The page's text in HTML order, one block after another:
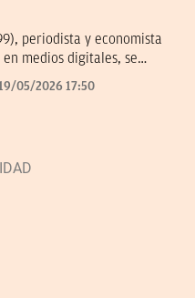
periodista y economista
medios digitales, se
de finanzas.com, 'El
conmigo en
05/2026 17:50